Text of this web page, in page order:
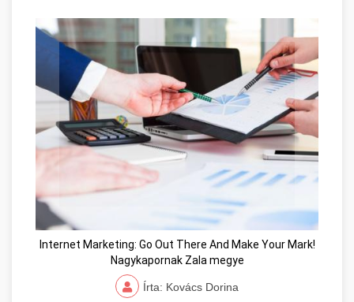
Internet Marketing: Go Out There And Make Your Mark!
Nagykapornak Zala megye
Írta: Kovács Dorina